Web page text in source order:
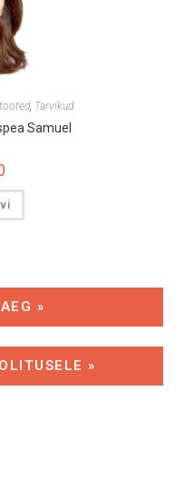
, Tarvikud
Samuel
»
»